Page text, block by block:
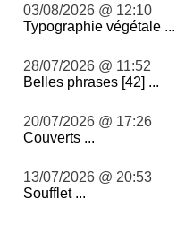
03/08/2026 @ 12:10
Typographie végétale ...
28/07/2026 @ 11:52
Belles phrases [42] ...
20/07/2026 @ 17:26
Couverts ...
13/07/2026 @ 20:53
Soufflet ...